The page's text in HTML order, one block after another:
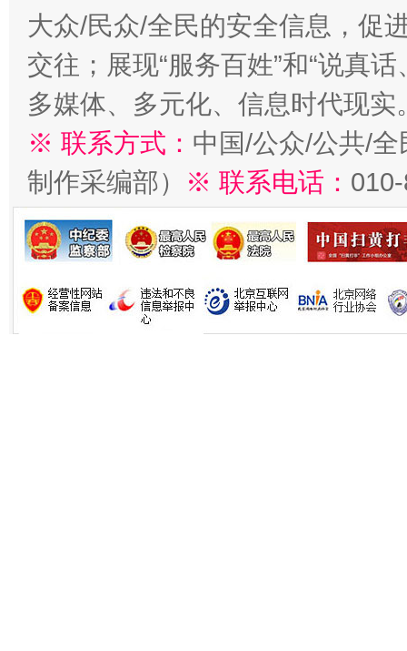
大众/民众/全民的安全信息，促
交往；展现“服务百姓”和“说真
多媒体、多元化、信息时代现实
※ 联系方式： 中国/公众/公共/
制作采编部）
※ 联系电话：